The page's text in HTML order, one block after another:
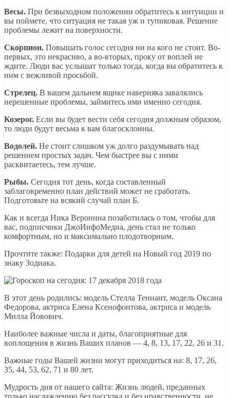
Весы. При безвыходном положении обратитесь к интуиции и
вы поймете, что ситуация не такая уж и тупиковая. Решение
проблемы лежит на поверхности.
Скорпион. Повышать голос сегодня ни на кого не стоит. Во-
первых, это некрасиво, а во-вторых, проку от воплей не
ждите. Люди вас услышат только тогда, когда вы обратитесь к
ним с вежливой просьбой.
Стрелец. В вашем дальнем ящике наверняка завалялись
нерешенные проблемы, займитесь ими именно сегодня.
Козерог. Если вы будет вести себя сегодня должным образом,
то люди будут весьма к вам благосклонны.
Водолей. Не стоит слишком уж долго раздумывать над
решением простых задач. Чем быстрее вы с ними
расквитаетесь, тем лучше.
Рыбы. Сегодня тот день, когда составленный
заблаговременно план действий может не сработать.
Подготовьте на всякий случай план Б.
Как и всегда Ника Веронина позаботилась о том, чтобы для
вас, подписчики ДжоИнфоМедиа, день стал не только
комфортным, но и максимально плодотворным.
Прочтите также: Подарки для детей на Новый год 2019 по
знаку Зодиака.
В этот день родились: модель Стелла Теннант, модель Оксана
Федорова, актриса Елена Ксенофонтова, актриса и модель
Милла Йовович.
Наиболее важные числа и даты, благоприятные для
воплощения в жизнь Ваших планов — 4, 8, 13, 17, 22, 26 и 31.
Важные годы Вашей жизни могут приходиться на: 8, 17, 26,
35, 44, 53, 62, 71 и 80 лет.
Мудрость дня от нашего сайта: Жизнь людей, преданных